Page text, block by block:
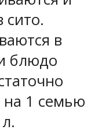
сито.
в
блюдо
на 1 семью